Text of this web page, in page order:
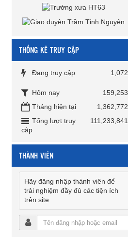
THỐNG KÊ TRUY CẬP
Đang truy cập 1,072
Hôm nay
159,253
Tháng hiện tại
1,362,772
Tổng lượt truy
cập
111,233,841
THÀNH VIÊN
Hãy đăng nhập thành viên để
trải nghiệm đầy đủ các tiện ích
trên site